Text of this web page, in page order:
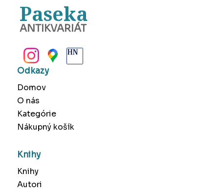
Paseka
ANTIKVARIÁT
Odkazy
Domov
O nás
Kategórie
Nákupný košík
Knihy
Knihy
Autori